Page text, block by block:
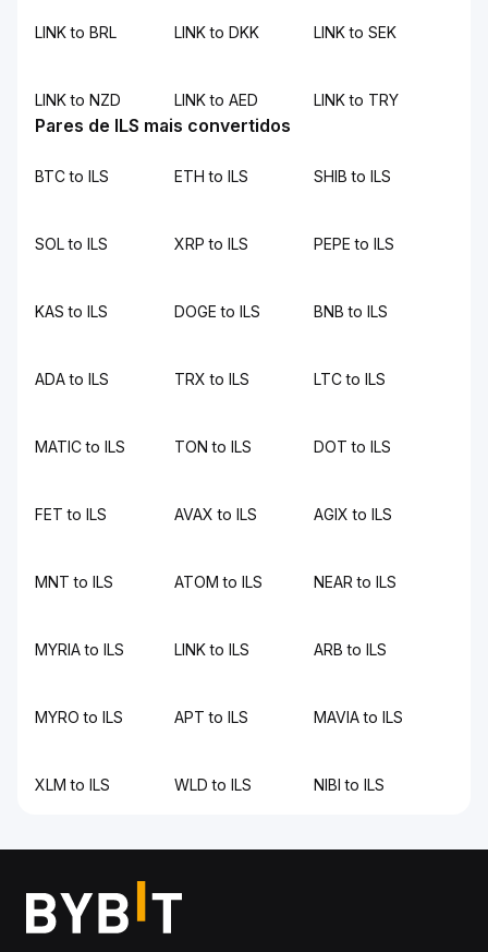
LINK to BRL LINK to DKK LINK to SEK
LINK to NZD LINK to AED LINK to TRY
Pares de ILS mais convertidos
BTC to ILS ETH to ILS SHIB to ILS
SOL to ILS XRP to ILS PEPE to ILS
KAS to ILS DOGE to ILS BNB to ILS
ADA to ILS TRX to ILS LTC to ILS
MATIC to ILS TON to ILS DOT to ILS
FET to ILS AVAX to ILS AGIX to ILS
MNT to ILS ATOM to ILS NEAR to ILS
MYRIA to ILS LINK to ILS ARB to ILS
MYRO to ILS APT to ILS MAVIA to ILS
XLM to ILS WLD to ILS NIBI to ILS